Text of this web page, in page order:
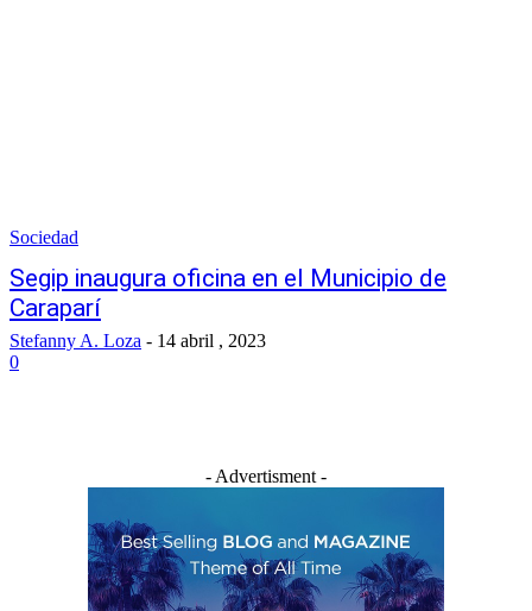
Sociedad
Segip inaugura oficina en el Municipio de
Caraparí
Stefanny A. Loza - 14 abril , 2023
0
- Advertisment -